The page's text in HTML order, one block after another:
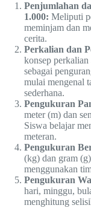
Penjumlahan
1.000: Meliputi
meminjam dan
cerita.
Perkalian dan
konsep perkalian
sebagai
mulai mengenal
sederhana.
Pengukuran
meter (m) dan
Siswa belajar
meteran.
Pengukuran
(kg) dan gram
menggunakan
Pengukuran
hari, minggu,
menghitung